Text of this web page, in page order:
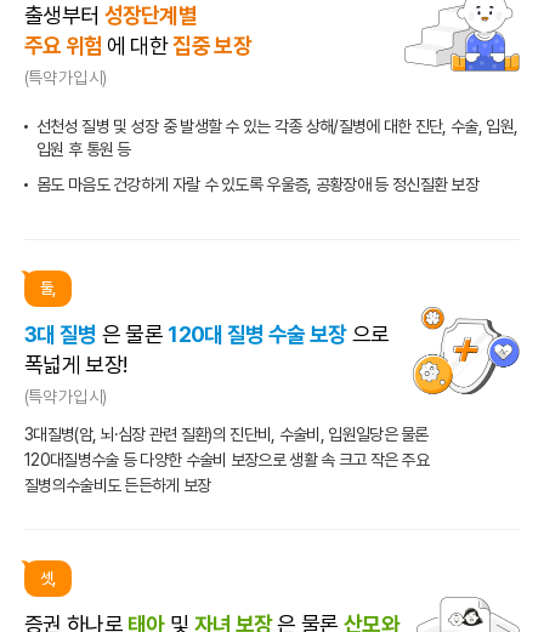
출생부터 성장단계별
주요 위험 에 대한집중 보장
(특약 가입 시)
선천성 질병 및 성장 중 발생할 수 있는 각종 상해/질병에 대한 진단, 수술, 입원,
입원 후 통원 등
몸도 마음도 건강하게 자랄 수 있도록 우울증, 공황장애 등 정신질환 보장
둘,
3대 질병 은 물론 120대 질병 수술 보장 으로
폭넓게 보장!
(특약 가입 시)
3대질병(암, 뇌·심장 관련 질환)의 진단비, 수술비, 입원일당은 물론
120대질병수술 등 다양한 수술비 보장으로 생활 속 크고 작은 주요
질병의수술비도 든든하게 보장
셋,
증권 하나로 태아및 자녀 보장은 물론 산모와